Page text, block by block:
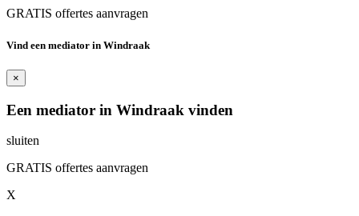
GRATIS offertes aanvragen
Vind een mediator in Windraak
×
Een mediator in Windraak vinden
sluiten
GRATIS offertes aanvragen
X